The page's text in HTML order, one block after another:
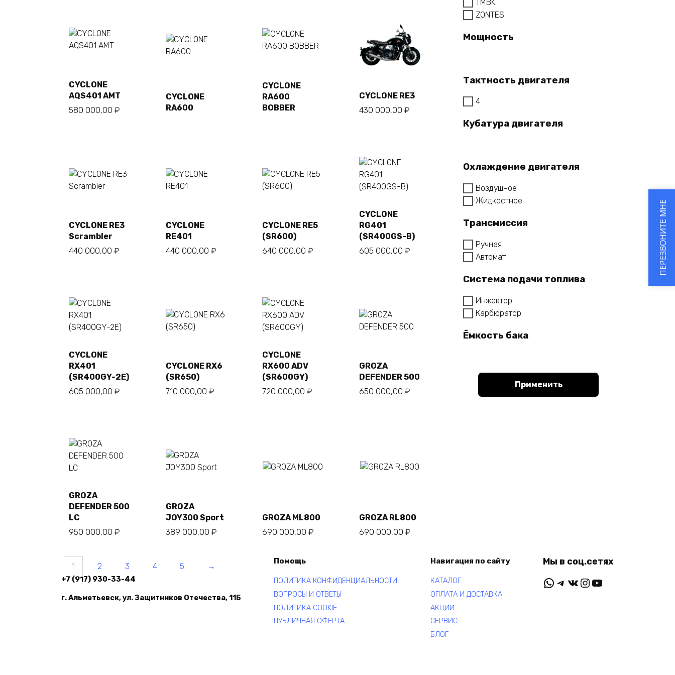
корзину
CYCLONE
AQS401 AMT
580 000,00 ₽
CYCLONE
RA600
Подробнее
CYCLONE
RA600
BOBBER
корзину
CYCLONE RE3
430 000,00 ₽
корзину
CYCLONE RE3
Scrambler
440 000,00 ₽
корзину
CYCLONE
RE401
440 000,00 ₽
корзину
CYCLONE RE5
(SR600)
640 000,00 ₽
В
корзину
CYCLONE
RG401
(SR400GS-B)
605 000,00 ₽
В
корзину
CYCLONE
RX401
(SR400GY-2E)
605 000,00 ₽
корзину
CYCLONE RX6
(SR650)
710 000,00 ₽
В
корзину
CYCLONE
RX600 ADV
(SR600GY)
720 000,00 ₽
корзину
GROZA
DEFENDER 500
650 000,00 ₽
корзину
GROZA
DEFENDER 500
LC
950 000,00 ₽
корзину
GROZA
JOY300 Sport
389 000,00 ₽
GROZA ML800
690 000,00 ₽
GROZA RL800
690 000,00 ₽
1 2 3 4 5 →
TMBK
ZONTES
Мощность
Тактность двигателя
4
Кубатура двигателя
Охлаждение двигателя
Воздушное
Жидкостное
Трансмиссия
Ручная
Автомат
Система подачи топлива
Инжектор
Карбюратор
Ёмкость бака
Применить
+7 (917) 930-33-44
г. Альметьевск, ул. Защитников Отечества, 11Б
Помощь
ПОЛИТИКА КОНФИДЕНЦИАЛЬНОСТИ
ВОПРОСЫ И ОТВЕТЫ
ПОЛИТИКА COOKIE
ПУБЛИЧНАЯ ОФЕРТА
Навигация по сайту
КАТАЛОГ
ОПЛАТА И ДОСТАВКА
АКЦИИ
СЕРВИС
БЛОГ
Мы в соц.сетях
WhatsApp
Telegram
ВКонтакте
Instagram
YouTube
ПЕРЕЗВОНИТЕ МНЕ